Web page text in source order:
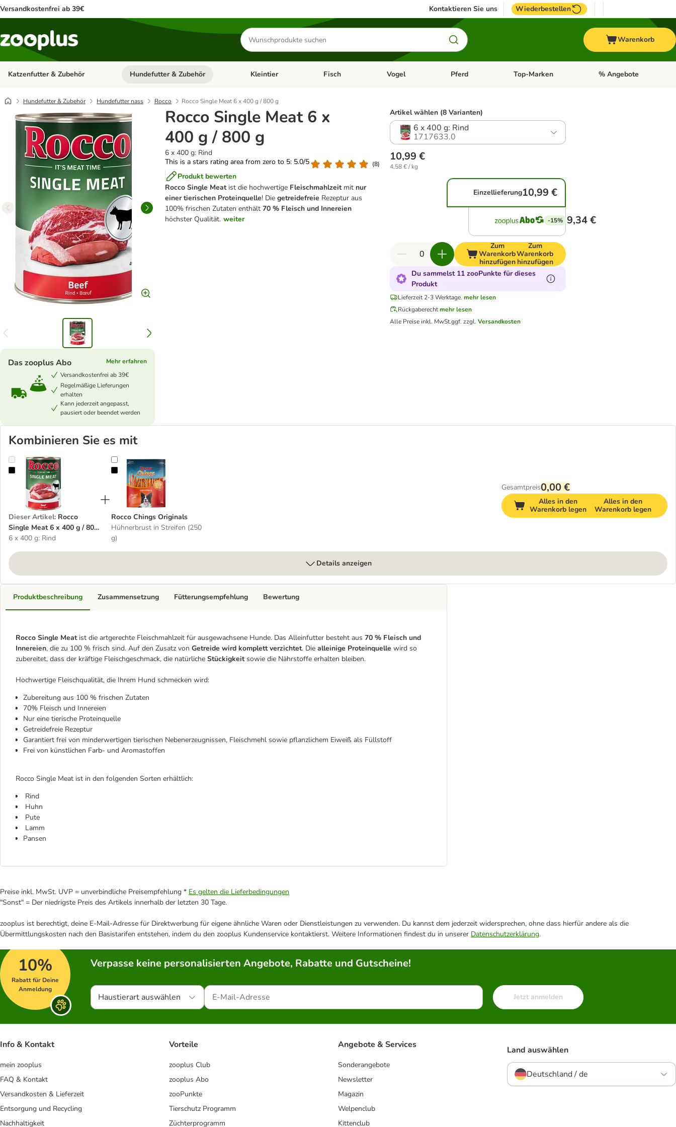
Versandkostenfrei ab 39€ Kontaktieren Sie uns Wiederbestellen
Produkte
suchen
Warenkorb
Katzenfutter & Zubehör Kategorie-Menü öffnen: Katzenfutter & Zubehör
Hundefutter & Zubehör Kategorie-Menü öffnen: Hundefutter & Zubehör
Kleintier Kategorie-Menü öffnen: Kleintier
Fisch Kategorie-Menü öffnen: Fisch
Vogel Kategorie-Menü öffnen: Vogel
Pferd Kategorie-Menü öffnen: Pferd
Top-Marken Kategorie-Menü öffnen:
% Angebote
Hundefutter & Zubehör Hundefutter nass Rocco Rocco Single Meat 6 x 400 g / 800 g
Rocco Single Meat 6 x
400 g / 800 g
6 x 400 g: Rind
This is a stars rating area from zero to 5: 5.0/5
(8)
Produkt bewerten
Rocco Single Meatist die hochwertige Fleischmahlzeit mit nur
einer tierischen Proteinquelle! Diegetreidefreie Rezeptur aus
100% frischen Zutaten enthält70 % Fleisch und Innereien
höchster Qualität. weiter
Das zooplus Abo
Mehr erfahren
Versandkostenfrei ab 39€
Regelmäßige Lieferungen
erhalten
Kann jederzeit angepasst,
pausiert oder beendet werden
Artikel wählen (8 Varianten)
6 x 400 g: Rind
1717633.0
10,99 €
4,58 € / kg
Einzellieferung10,99 €
-15% 9,34 €
Zum
Warenkorb
hinzufügen
Zum
Warenkorb
hinzufügen
Du sammelst 11 zooPunkte für dieses
Produkt
Lieferzeit 2-3 Werktage. mehr lesen
Rückgaberechtmehr lesen
Alle Preise inkl. MwSt.ggf. zzgl.Versandkosten
Kombinieren Sie es mit
Rocco Single Meat 6 x 400 g / 800 g
Dieser Artikel: Rocco
Single Meat 6 x 400 g / 800
g
6 x 400 g: Rind
Rocco Chings Originals
Rocco Chings Originals
Hühnerbrust in Streifen (250
g)
Gesamtpreis0,00 €
Alles in den
Warenkorb legen
Alles in den
Warenkorb legen
Details anzeigen
Produktbeschreibung
Rocco Single Meatist die artgerechte Fleischmahlzeit für ausgewachsene Hunde. Das Alleinfutter besteht aus 70 % Fleisch und
Innereien, die zu 100 % frisch sind. Auf den Zusatz von Getreide wird komplett verzichtet. Die alleinige Proteinquelle wird so
zubereitet, dass der kräftige Fleischgeschmack, die natürliche Stückigkeit sowie die Nährstoffe erhalten bleiben.
Hochwertige Fleischqualität, die Ihrem Hund schmecken wird:
Zubereitung aus 100 % frischen Zutaten
70% Fleisch und Innereien
Nur eine tierische Proteinquelle
Getreidefreie Rezeptur
Garantiert frei von minderwertigen tierischen Nebenerzeugnissen, Fleischmehl sowie pflanzlichem Eiweiß als Füllstoff
Frei von künstlichen Farb- und Aromastoffen
Rocco Single Meat ist in den folgenden Sorten erhältlich:
Rind
Huhn
Pute
Lamm
Pansen
Zusammensetzung Fütterungsempfehlung Bewertung
Preise inkl. MwSt. UVP = unverbindliche Preisempfehlung * Es gelten die Lieferbedingungen
"Sonst" = Der niedrigste Preis des Artikels innerhalb der letzten 30 Tage.
zooplus ist berechtigt, deine E-Mail-Adresse für Direktwerbung für eigene ähnliche Waren oder Dienstleistungen zu verwenden. Du kannst dem jederzeit widersprechen, ohne dass hierfür andere als die
Übermittlungskosten nach den Basistarifen entstehen, indem du den zooplus Kundenservice kontaktierst. Weitere Informationen findest du in unserer Datenschutzerklärung.
10%
Rabatt für Deine
Anmeldung
Verpasse keine personalisierten Angebote, Rabatte und Gutscheine!
Haustierart auswählen Jetzt anmelden
Info & Kontakt
mein zooplus
FAQ & Kontakt
Versandkosten & Lieferzeit
Entsorgung und Recycling
Nachhaltigkeit
Vorteile
zooplus Club
zooplus Abo
zooPunkte
Tierschutz Programm
Züchterprogramm
Angebote & Services
Sonderangebote
Newsletter
Magazin
Welpenclub
Kittenclub
Land auswählen
Deutschland / de